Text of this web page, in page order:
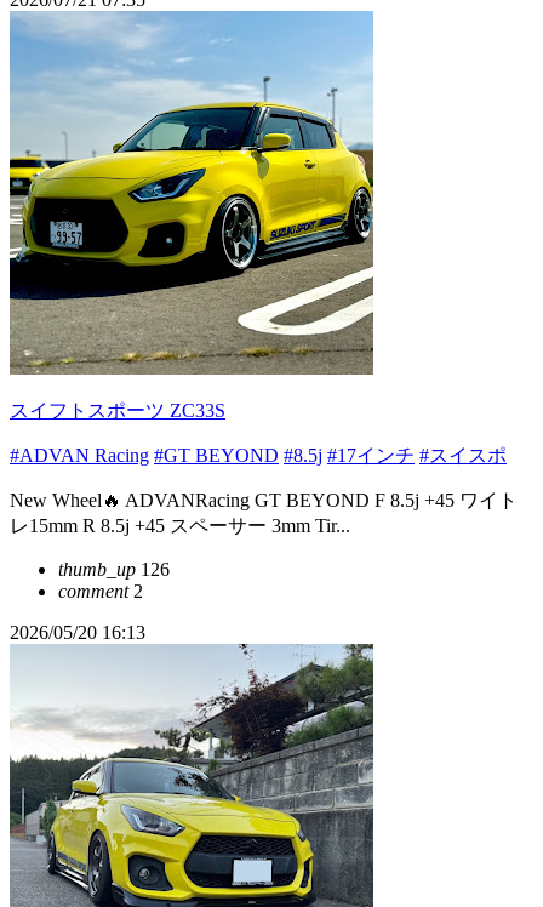
スイフトスポーツ ZC33S
#ADVAN Racing #GT BEYOND #8.5j #17インチ #スイスポ
New Wheel🔥 ADVANRacing GT BEYOND F 8.5j +45 ワイト
レ15mm R 8.5j +45 スペーサー 3mm Tir...
thumb_up 126
comment2
2026/05/20 16:13